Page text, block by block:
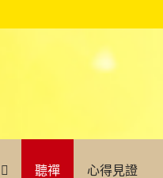
聽禪 心得見證